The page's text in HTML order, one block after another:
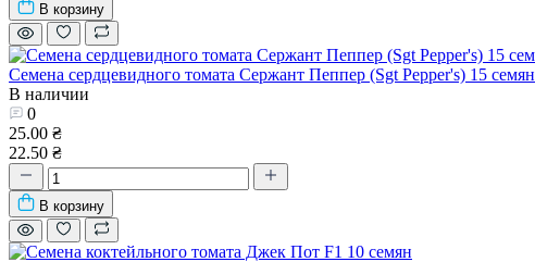
В корзину
Семена сердцевидного томата Сержант Пеппер (Sgt Pepper's) 15 семян
В наличии
0
25.00 ₴
22.50 ₴
В корзину